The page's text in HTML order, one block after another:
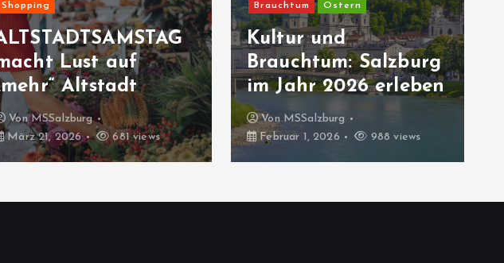
Shopping
Lust auf
Altstadt
VonMSSalzburg
März 21, 2026
681 views
Brauchtum Ostern
Kultur und
Brauchtum: Salzburg
im Jahr 2026 erleben
VonMSSalzburg
Februar 1, 2026
988 views